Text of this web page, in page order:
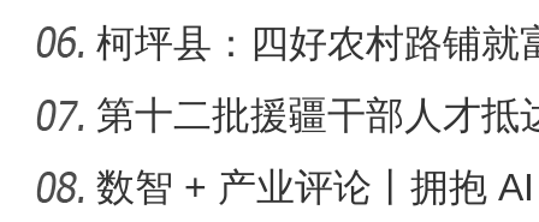
务体
柯坪县：四好农村路铺就
村振兴高
第十二批援疆干部人才抵
数智 + 产业评论丨拥抱